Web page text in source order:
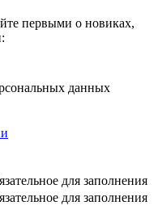
первыми о новиках,
данных
для заполнения
для заполнения